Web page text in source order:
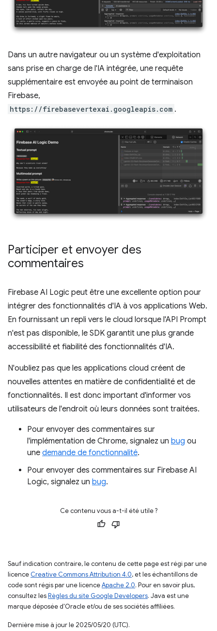
Dans un autre navigateur ou un système d'exploitation
sans prise en charge de l'IA intégrée, une requête
supplémentaire est envoyée au point de terminaison
Firebase,
https://firebasevertexai.googleapis.com .
Participer et envoyer des
commentaires
Firebase AI Logic peut être une excellente option pour
intégrer des fonctionnalités d'IA à vos applications Web.
En fournissant un repli vers le cloud lorsque l'API Prompt
n'est pas disponible, le SDK garantit une plus grande
accessibilité et fiabilité des fonctionnalités d'IA.
N'oubliez pas que les applications cloud créent de
nouvelles attentes en matière de confidentialité et de
fonctionnalités. Il est donc important d'informer vos
utilisateurs de l'endroit où leurs données sont traitées.
Pour envoyer des commentaires sur
l'implémentation de Chrome, signalez un bug ou
une demande de fonctionnalité.
Pour envoyer des commentaires sur Firebase AI
Logic, signalez un bug.
Ce contenu vous a-t-il été utile ?
Sauf indication contraire, le contenu de cette page est régi par une
licence Creative Commons Attribution 4.0, et les échantillons de
code sont régis par une licenceApache 2.0. Pour en savoir plus,
consultez lesRègles du site Google Developers. Java est une
marque déposée d'Oracle et/ou de ses sociétés affiliées.
Dernière mise à jour le 2025/05/20 (UTC).